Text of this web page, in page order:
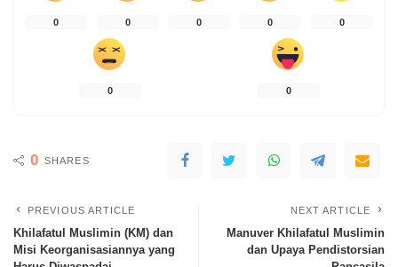
0 0 0 0 0
0 0
0 SHARES
PREVIOUS ARTICLE
Khilafatul Muslimin (KM) dan
Misi Keorganisasiannya yang
NEXT ARTICLE
Manuver Khilafatul Muslimin
dan Upaya Pendistorsian